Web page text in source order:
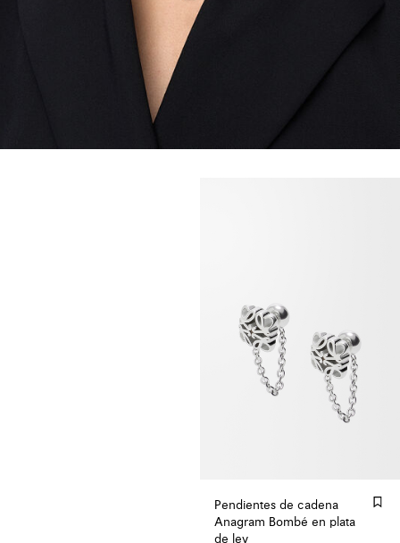
Pendientes de cadena
Anagram Bombé en plata
de ley